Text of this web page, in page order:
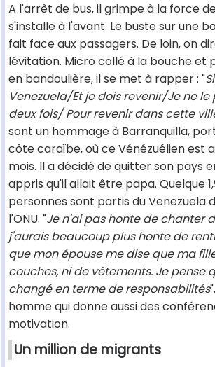
A l'arrêt de bus, il grimpe à la force
s'installe à l'avant. Le buste sur une
fait face aux passagers. De loin, on
lévitation. Micro collé à la bouche
en bandoulière, il se met à rapper : "
Venezuela/Et je dois revenir/Je ne
deux fois/ Pour revenir dans cette
sont un hommage à Barranquilla,
côte caraïbe, où ce Vénézuélien est
mois. Il a décidé de quitter son pays
appris qu'il allait être papa. Quelque
personnes sont partis du Venezuela
l'ONU. "Je n'ai pas honte de chanter
j'aurais beaucoup plus honte de
que mon épouse me dise que ma
couches, ni de vêtements. Je pense
changé en terme de responsabilités
homme qui donne aussi des
motivation.
Un million de migrants